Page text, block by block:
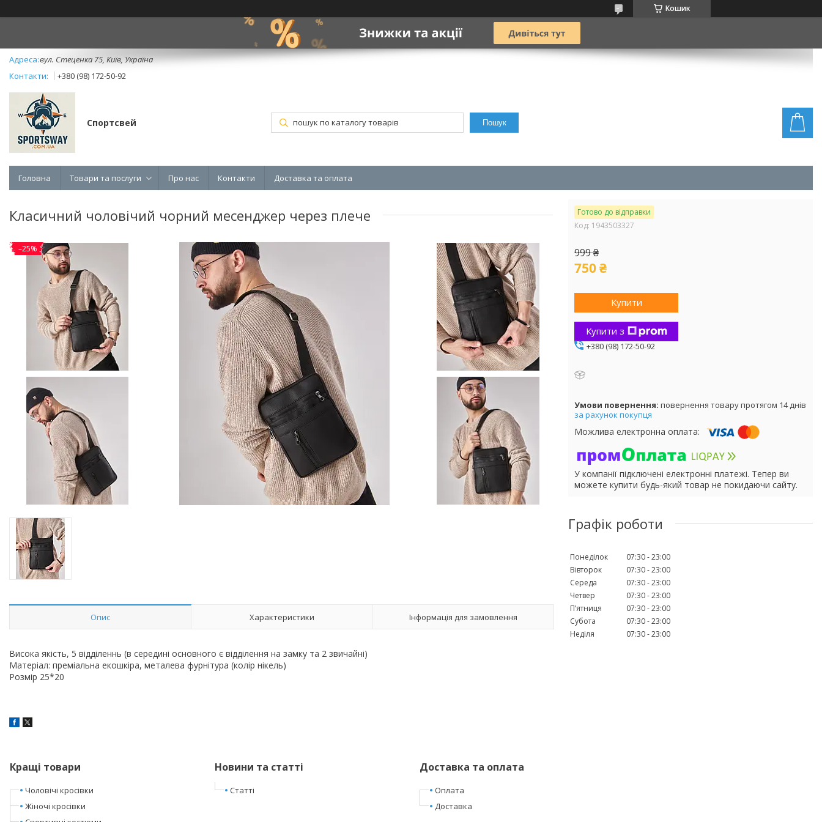
Кошик
вул. Стеценка 75, Київ, Україна
+380 (98) 172-50-92
Спортсвей Пошук
Головна Товари та послуги Про нас Контакти Доставка та оплата
Класичний чоловічий чорний месенджер через плече
–25%
Опис Характеристики Інформація для замовлення
Висока якість, 5 відділеннь (в середині основного є відділення на замку та 2 звичайні)
Матеріал: преміальна екошкіра, металева фурнітура (колір нікель)
Розмір 25*20
Готово до відправки
Код: 1943503327
999 ₴
750 ₴
Купити
Купити з
+380 (98) 172-50-92
повернення товару протягом 14 днів
за рахунок покупця
У компанії підключені електронні платежі. Тепер ви
можете купити будь-який товар не покидаючи сайту.
Графік роботи
Понеділок 07:30 23:00
Вівторок
07:30 23:00
Середа
07:30 23:00
Четвер
07:30 23:00
Пʼятниця
07:30 23:00
Субота
07:30 23:00
Неділя
07:30 23:00
Кращі товари
Чоловічі кросівки
Жіночі кросівки
Новини та статті
Статті
Доставка та оплата
Оплата
Доставка